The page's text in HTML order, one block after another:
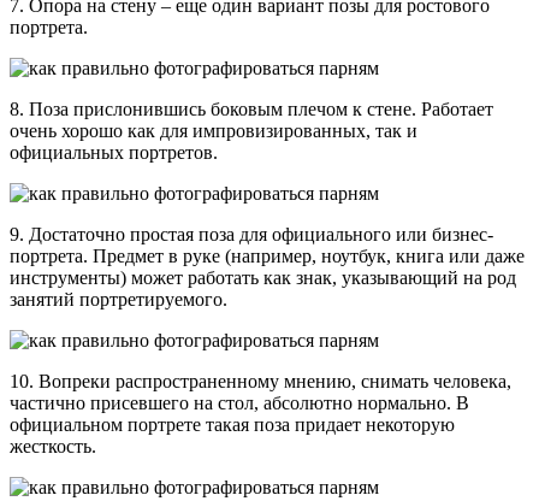
7. Опора на стену – еще один вариант позы для ростового
портрета.
8. Поза прислонившись боковым плечом к стене. Работает
очень хорошо как для импровизированных, так и
официальных портретов.
9. Достаточно простая поза для официального или бизнес-
портрета. Предмет в руке (например, ноутбук, книга или даже
инструменты) может работать как знак, указывающий на род
занятий портретируемого.
10. Вопреки распространенному мнению, снимать человека,
частично присевшего на стол, абсолютно нормально. В
официальном портрете такая поза придает некоторую
жесткость.